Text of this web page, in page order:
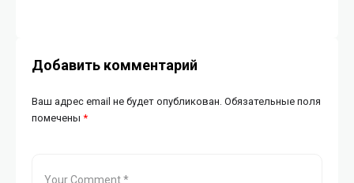
Добавить комментарий
Ваш адрес email не будет опубликован. Обязательные поля
помечены *